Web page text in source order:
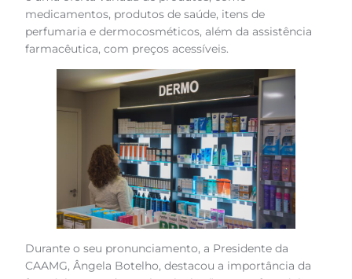
medicamentos, produtos de saúde, itens de
perfumaria e dermocosméticos, além da assistência
farmacêutica, com preços acessíveis.
Durante o seu pronunciamento, a Presidente da
CAAMG, Ângela Botelho, destacou a importância da